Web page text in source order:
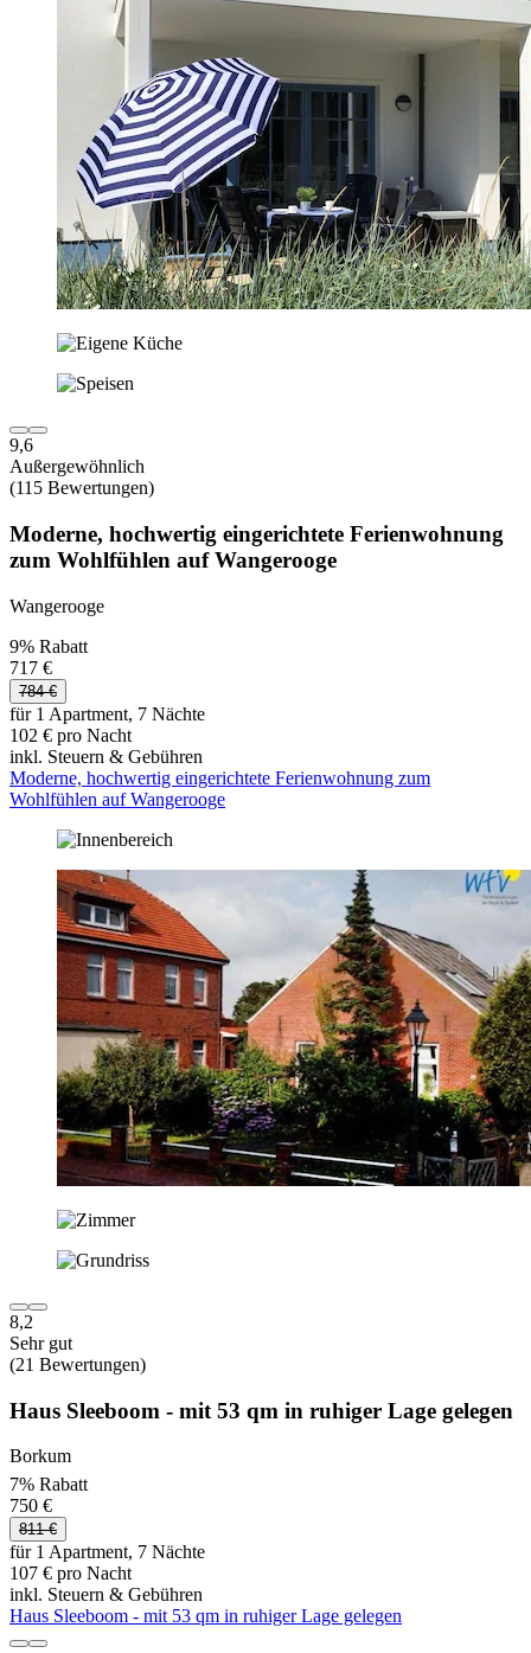
9,6
Außergewöhnlich
(115 Bewertungen)
Moderne, hochwertig eingerichtete Ferienwohnung
zum Wohlfühlen auf Wangerooge
Wangerooge
9% Rabatt
717 €
784 €
für 1 Apartment, 7 Nächte
102 € pro Nacht
inkl. Steuern & Gebühren
Moderne, hochwertig eingerichtete Ferienwohnung zum
Wohlfühlen auf Wangerooge
8,2
Sehr gut
(21 Bewertungen)
Haus Sleeboom - mit 53 qm in ruhiger Lage gelegen
Borkum
7% Rabatt
750 €
811 €
für 1 Apartment, 7 Nächte
107 € pro Nacht
inkl. Steuern & Gebühren
Haus Sleeboom - mit 53 qm in ruhiger Lage gelegen